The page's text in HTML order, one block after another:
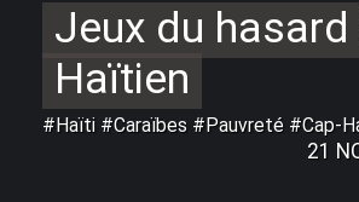
Jeux du hasard
Haïtien
#Haïti #Caraïbes #Pauvreté #Cap-
21